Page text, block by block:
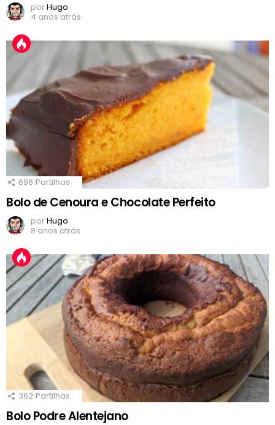
porHugo
4 anos atrás
696 Partilhas
Bolo de Cenoura e Chocolate Perfeito
porHugo
8 anos atrás
362 Partilhas
Bolo Podre Alentejano